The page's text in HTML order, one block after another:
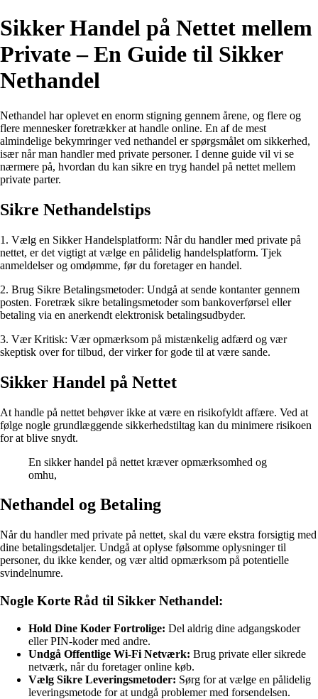
Sikker Handel på Nettet mellem
Private – En Guide til Sikker
Nethandel
Nethandel har oplevet en enorm stigning gennem årene, og flere og
flere mennesker foretrækker at handle online. En af de mest
almindelige bekymringer ved nethandel er spørgsmålet om sikkerhed,
især når man handler med private personer. I denne guide vil vi se
nærmere på, hvordan du kan sikre en tryg handel på nettet mellem
private parter.
Sikre Nethandelstips
1. Vælg en Sikker Handelsplatform: Når du handler med private på
nettet, er det vigtigt at vælge en pålidelig handelsplatform. Tjek
anmeldelser og omdømme, før du foretager en handel.
2. Brug Sikre Betalingsmetoder: Undgå at sende kontanter gennem
posten. Foretræk sikre betalingsmetoder som bankoverførsel eller
betaling via en anerkendt elektronisk betalingsudbyder.
3. Vær Kritisk: Vær opmærksom på mistænkelig adfærd og vær
skeptisk over for tilbud, der virker for gode til at være sande.
Sikker Handel på Nettet
At handle på nettet behøver ikke at være en risikofyldt affære. Ved at
følge nogle grundlæggende sikkerhedstiltag kan du minimere risikoen
for at blive snydt.
En sikker handel på nettet kræver opmærksomhed og
omhu,
Nethandel og Betaling
Når du handler med private på nettet, skal du være ekstra forsigtig med
dine betalingsdetaljer. Undgå at oplyse følsomme oplysninger til
personer, du ikke kender, og vær altid opmærksom på potentielle
svindelnumre.
Nogle Korte Råd til Sikker Nethandel:
Hold Dine Koder Fortrolige: Del aldrig dine adgangskoder
eller PIN-koder med andre.
Undgå Offentlige Wi-Fi Netværk: Brug private eller sikrede
netværk, når du foretager online køb.
Vælg Sikre Leveringsmetoder: Sørg for at vælge en pålidelig
leveringsmetode for at undgå problemer med forsendelsen.